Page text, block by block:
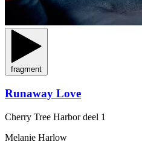
fragment
Runaway Love
Cherry Tree Harbordeel 1
Melanie Harlow